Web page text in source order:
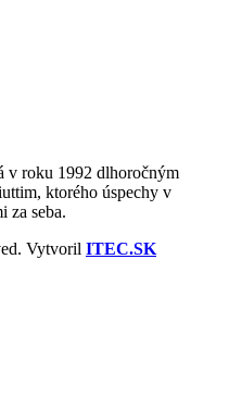
v roku 1992 dlhoročným
ktorého úspechy v
za seba.
Vytvoril ITEC.SK